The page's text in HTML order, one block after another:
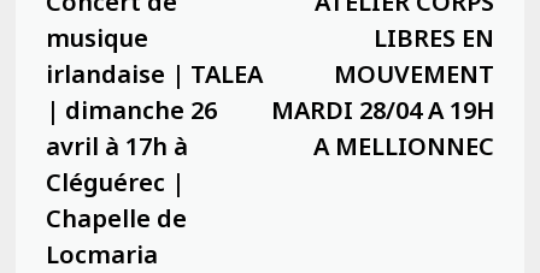
l’article
musique
irlandaise | TALEA
| dimanche 26
avril à 17h à
Cléguérec |
Chapelle de
Locmaria
LIBRES EN
MOUVEMENT
MARDI 28/04 A 19H
A MELLIONNEC